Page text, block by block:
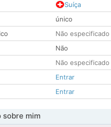
Suíça
único
Não especificado
Não
Não especificado
Entrar
Entrar
sobre mim